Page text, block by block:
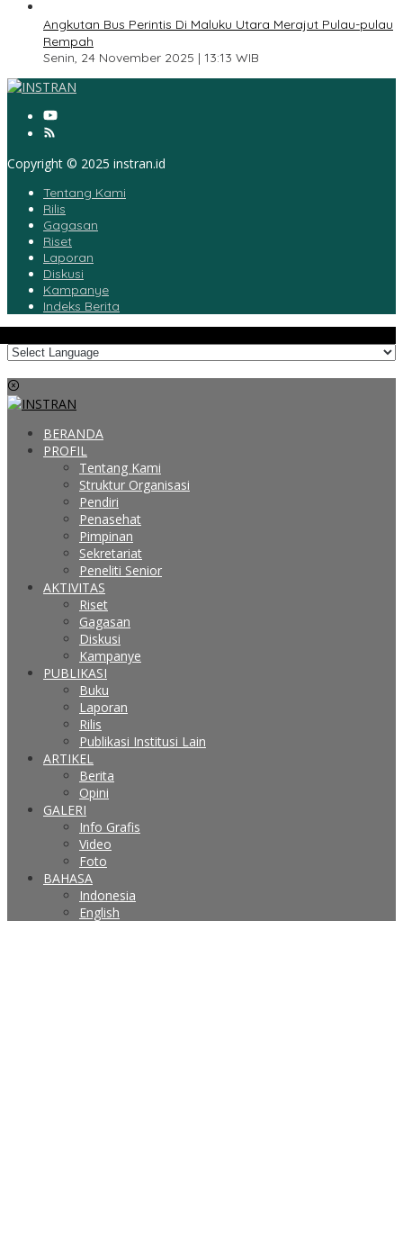
Angkutan Bus Perintis Di Maluku Utara Merajut Pulau-pulau
Rempah
Senin, 24 November 2025 | 13:13 WIB
Copyright © 2025 instran.id
Tentang Kami
Rilis
Gagasan
Riset
Laporan
Diskusi
Kampanye
Indeks Berita
BERANDA
PROFIL
Tentang Kami
Struktur Organisasi
Pendiri
Penasehat
Pimpinan
Sekretariat
Peneliti Senior
AKTIVITAS
Riset
Gagasan
Diskusi
Kampanye
PUBLIKASI
Buku
Laporan
Rilis
Publikasi Institusi Lain
ARTIKEL
Berita
Opini
GALERI
Info Grafis
Video
Foto
BAHASA
Indonesia
English